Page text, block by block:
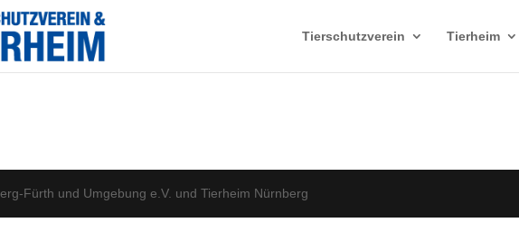
Tierschutzverein Tierheim
Fürth und Umgebung e.V. und Tierheim Nürnberg